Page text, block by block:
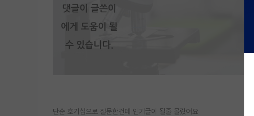
단순 호기심으로 질문한건데 인기글이 될줄 몰랐어요